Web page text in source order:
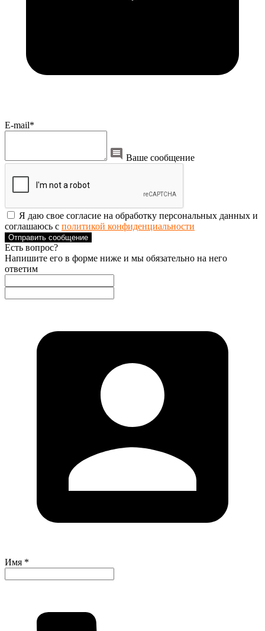
E-mail*
Ваше сообщение
Я даю свое согласие на обработку персональных данных и
соглашаюсь с политикой конфиденциальности
Отправить сообщение
Есть вопрос?
Напишите его в форме ниже и мы обязательно на него
ответим
Имя *